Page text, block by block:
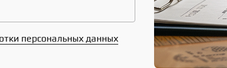
персональных данных